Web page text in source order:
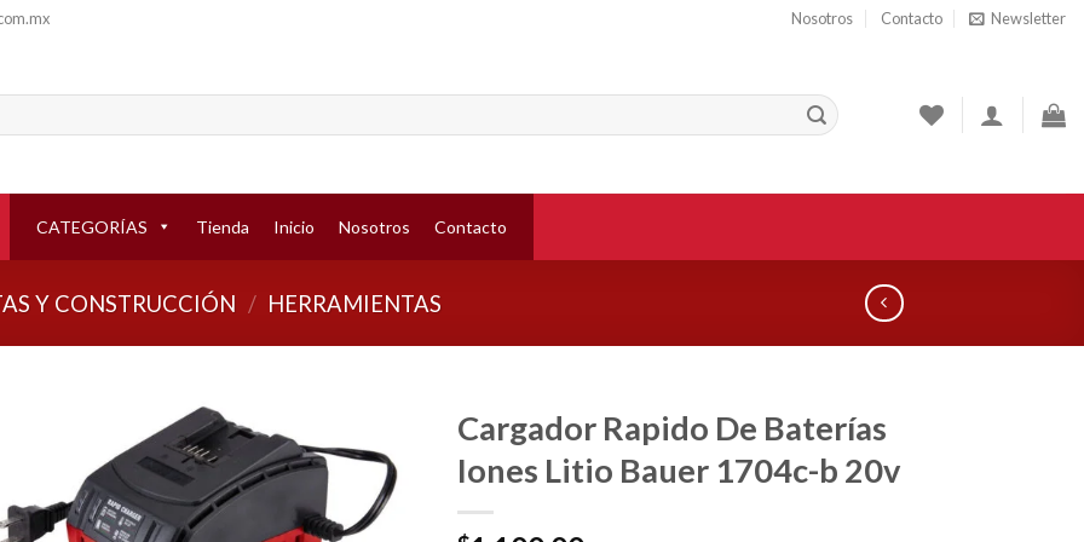
Nosotros Contacto Newsletter
CATEGORÍAS Tienda Inicio Nosotros Contacto
Y CONSTRUCCIÓN / HERRAMIENTAS
Añadir
a la
lista de
Cargador Rapido De Baterías
Iones Litio Bauer 1704c-b 20v